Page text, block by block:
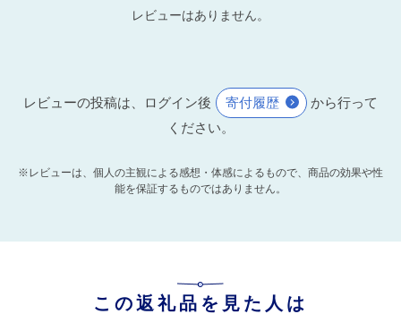
レビューはありません。
レビューの投稿は、ログイン後 寄付履歴
から行って
ください。
※レビューは、個人の主観による感想・体感によるもので、商品の効果や性
能を保証するものではありません。
この返礼品を見た人は